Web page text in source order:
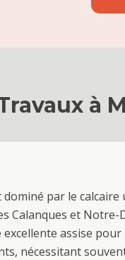
à
par le calcaire
Calanques et Notre-
assise
nécessitant